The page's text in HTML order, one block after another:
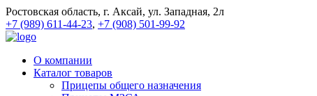
Ростовская область, г. Аксай, ул. Западная, 2л
+7 (989) 611-44-23, +7 (908) 501-99-92
О компании
Каталог товаров
Прицепы общего назначения